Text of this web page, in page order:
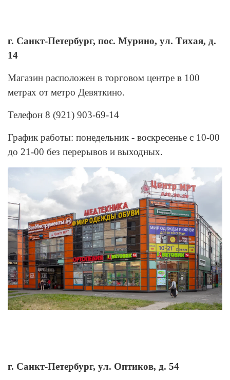
г. Санкт-Петербург, пос. Мурино, ул. Тихая, д.
14
Магазин расположен в торговом центре в 100
метрах от метро Девяткино.
Телефон 8 (921) 903-69-14
График работы: понедельник - воскресенье с 10-00
до 21-00 без перерывов и выходных.
г. Санкт-Петербург, ул. Оптиков, д. 54